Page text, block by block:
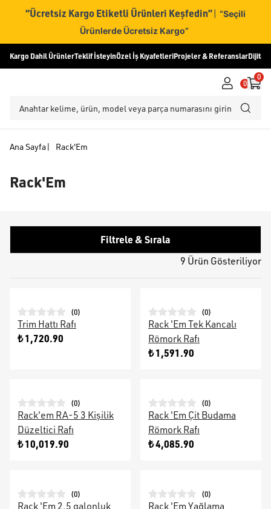
“Ücretsiz Kargo Etiketli Ürünleri Keşfedin” | “Seçili
Ürünlerde Ücretsiz Kargo”
Kargo Dahil ÜrünlerTeklif İsteyinÖzel İş KıyafetleriProjeler & ReferanslarDijital
0
0
Ana Sayfa| Rack'Em
Rack'Em
Filtrele & Sırala
9 Ürün Gösteriliyor
(0)
Trim Hattı Rafı
₺ 1,720.90
(0)
Rack 'Em Tek Kancalı
Römork Rafı
₺ 1,591.90
(0)
Rack'em RA-5 3 Kişilik
Düzeltici Rafı
₺ 10,019.90
(0)
Rack 'Em Çit Budama
Römork Rafı
₺ 4,085.90
(0)
Rack 'Em 2,5 galonluk
(0)
Rack 'Em Yağlama